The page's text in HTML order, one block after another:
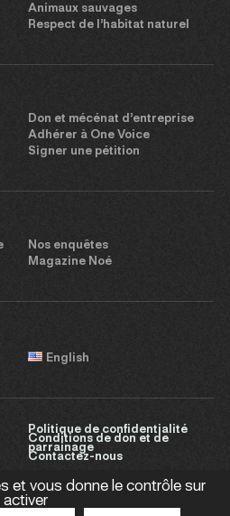
Animaux sauvages
Respect de l’habitat naturel
Don et mécénat d’entreprise
Adhérer à One Voice
Signer une pétition
Nos enquêtes
Magazine Noé
English
Politique de confidentialité
Conditions de don et de
parrainage
Contactez-nous
et vous donne le contrôle sur
activer